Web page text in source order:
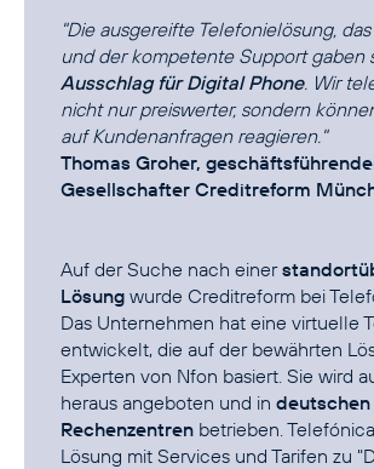
"Die ausgereifte Telefonielösung,
und der kompetente Support gaben
Ausschlag für Digital Phone. Wir
nicht nur preiswerter, sondern
auf Kundenanfragen reagieren."
Thomas Groher,
Gesellschafter Creditreform
Auf der Suche nach einer
Lösung wurde Creditreform bei
Das Unternehmen hat eine virtuelle
entwickelt, die auf der bewährten
Experten von Nfon basiert. Sie wird
heraus angeboten und in deutschen
Rechenzentren betrieben.
Lösung mit Services und Tarifen zu